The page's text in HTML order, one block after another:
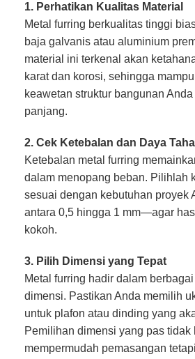
1. Perhatikan Kualitas Material
Metal furring berkualitas tinggi
baja galvanis atau aluminium
material ini terkenal akan
karat dan korosi, sehingga
keawetan struktur bangunan
panjang.
2. Cek Ketebalan dan Daya
Ketebalan metal furring
dalam menopang beban. Pilihlah
sesuai dengan kebutuhan
antara 0,5 hingga 1 mm—agar
kokoh.
3. Pilih Dimensi yang Tepat
Metal furring hadir dalam
dimensi. Pastikan Anda memilih
untuk plafon atau dinding yang
Pemilihan dimensi yang pas tidak
mempermudah pemasangan